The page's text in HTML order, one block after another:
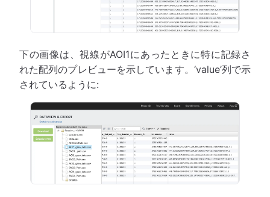
下の画像は、視線がAOI1にあったときに特に記録さ
れた配列のプレビューを示しています。‘value’列で示
されているように: